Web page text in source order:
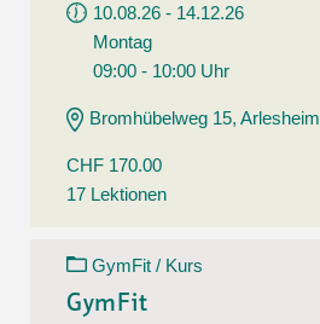
10.08.26 - 14.12.26
Montag
09:00 - 10:00 Uhr
Bromhübelweg 15, Arlesheim
CHF 170.00
17 Lektionen
GymFit / Kurs
GymFit